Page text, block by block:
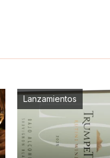
Lanzamientos